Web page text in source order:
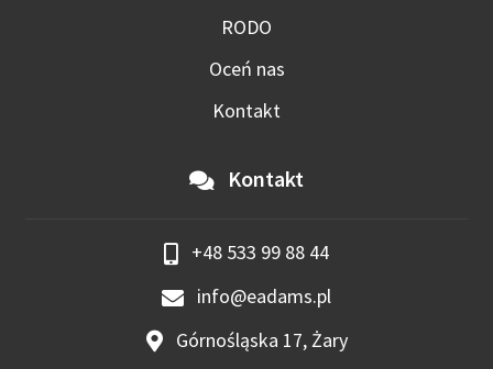
RODO
Oceń nas
Kontakt
Kontakt
+48 533 99 88 44
info@eadams.pl
Górnośląska 17, Żary